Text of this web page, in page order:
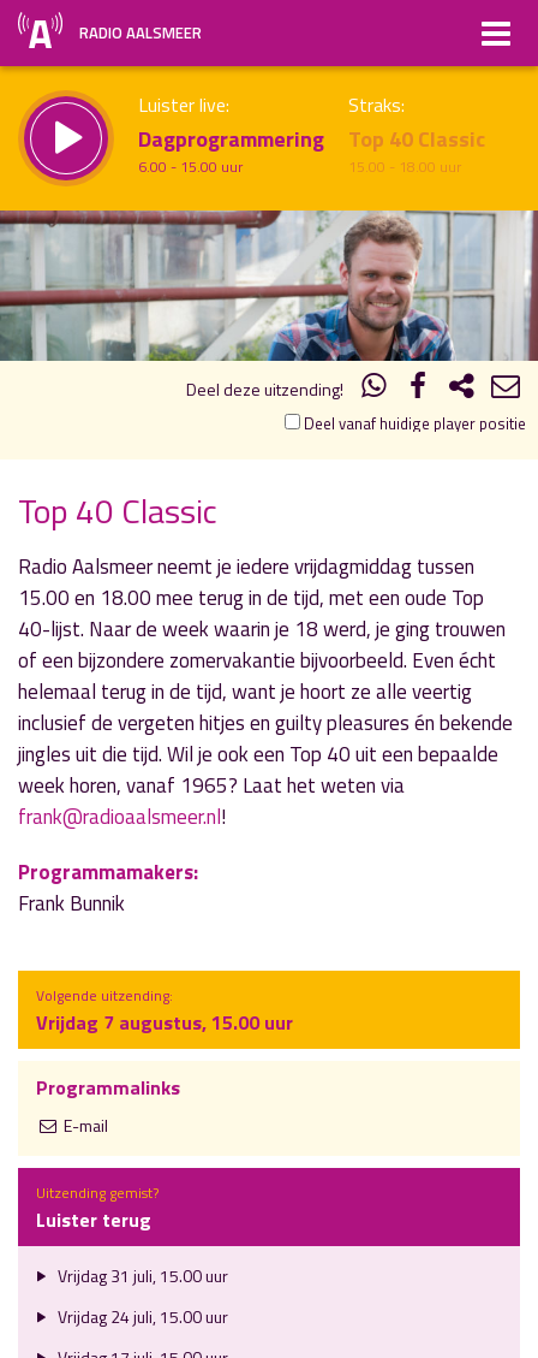
RADIO AALSMEER
Luister live:
Dagprogrammering
6.00 - 15.00 uur
Straks:
Top 40 Classic
15.00 - 18.00 uur
15.00
Vorig uur uur 1 van 3 Volgend uur
Inklappen
Deel deze uitzending!
Deel vanaf huidige player positie
Top 40 Classic
Radio Aalsmeer neemt je iedere vrijdagmiddag tussen
15.00 en 18.00 mee terug in de tijd, met een oude Top
40-lijst. Naar de week waarin je 18 werd, je ging trouwen
of een bijzondere zomervakantie bijvoorbeeld. Even écht
helemaal terug in de tijd, want je hoort ze alle veertig
inclusief de vergeten hitjes en guilty pleasures én bekende
jingles uit die tijd. Wil je ook een Top 40 uit een bepaalde
week horen, vanaf 1965? Laat het weten via
frank@radioaalsmeer.nl!
Programmamakers:
Frank Bunnik
Volgende uitzending:
Vrijdag 7 augustus, 15.00 uur
Programmalinks
E-mail
Uitzending gemist?
Luister terug
Vrijdag 31 juli, 15.00 uur
Vrijdag 24 juli, 15.00 uur